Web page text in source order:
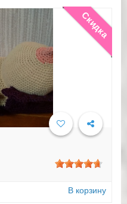
Скидка
В корзину